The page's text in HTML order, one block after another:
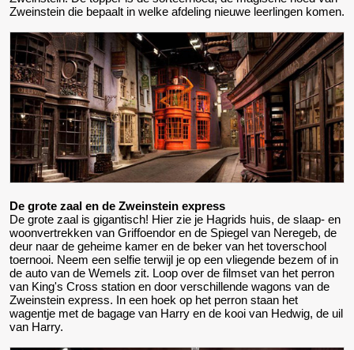
Zweinstein die bepaalt in welke afdeling nieuwe leerlingen komen.
De grote zaal en de Zweinstein express
De grote zaal is gigantisch! Hier zie je Hagrids huis, de slaap- en
woonvertrekken van Griffoendor en de Spiegel van Neregeb, de
deur naar de geheime kamer en de beker van het toverschool
toernooi. Neem een selfie terwijl je op een vliegende bezem of in
de auto van de Wemels zit. Loop over de filmset van het perron
van King's Cross station en door verschillende wagons van de
Zweinstein express. In een hoek op het perron staan het
wagentje met de bagage van Harry en de kooi van Hedwig, de uil
van Harry.